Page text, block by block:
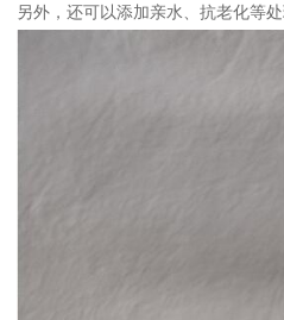
另外，还可以添加亲水、抗老化等